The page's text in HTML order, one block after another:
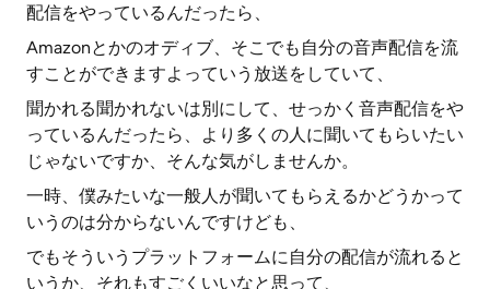
配信をやっているんだったら、
Amazonとかのオディブ、そこでも自分の音声配信を流
すことができますよっていう放送をしていて、
聞かれる聞かれないは別にして、せっかく音声配信をや
っているんだったら、より多くの人に聞いてもらいたい
じゃないですか、そんな気がしませんか。
一時、僕みたいな一般人が聞いてもらえるかどうかって
いうのは分からないんですけども、
でもそういうプラットフォームに自分の配信が流れると
いうか、それもすごくいいなと思って、